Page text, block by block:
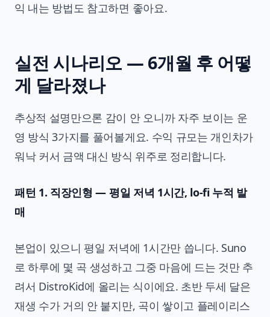
익 내는 방법도 참고하면 좋아요.
실전 시나리오 — 6개월 후 어떻
게 달라졌나
추상적 설명만으론 감이 안 오니까 자주 보이는 운
영 방식 3가지를 풀어볼게요. 수익 규모는 개인차가
워낙 커서 금액 대신 방식 위주로 정리합니다.
패턴 1. 직장인형 — 평일 저녁 1시간, lo-fi 누적 발
매
본업이 있으니 평일 저녁에 1시간만 씁니다. Suno
로 하루에 몇 곡 생성하고 그중 마음에 드는 것만 추
려서 DistroKid에 올리는 식이에요. 초반 두세 달은
재생 수가 거의 안 붙지만, 곡이 쌓이고 플레이리스